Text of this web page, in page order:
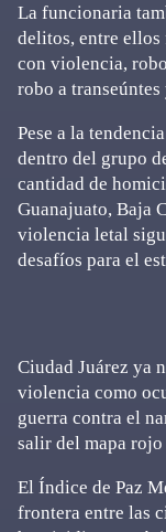
La funcionaria
delitos, entre
con violencia,
robo a
Pese a la
dentro del grupo
cantidad de
Guanajuato, Baja
violencia letal
desafíos para el
Ciudad Juárez ya
violencia como
guerra contra el
salir del mapa rojo
El Índice de Paz
frontera entre las